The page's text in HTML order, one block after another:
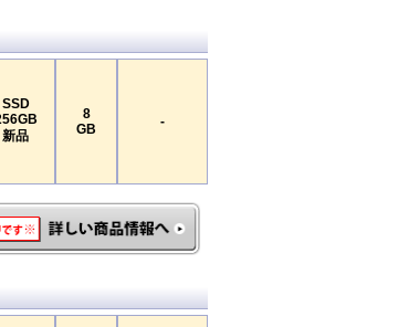
SSD
新品
8
GB
-